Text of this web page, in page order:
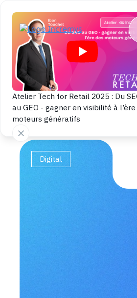
Atelier Tech for Retail 2025 : Du
au GEO - gagner en visibilité à
moteurs génératifs
Digital